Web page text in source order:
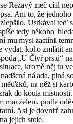
Rezavý meč cítil
Ani to, že jednoho
Usrkával teď
tedy někoho,
mu mysl zastínil
vydat, koho zmlátit
„U Čtyř prstů“
kromě něj tu
nálada, plná
na něž si
do kouta místnosti.
manželem, podle
Asi je dovnitř
jejich stole.